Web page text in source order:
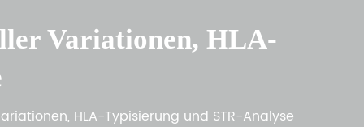
Variationen, HLA-
HLA-Typisierung und STR-Analyse